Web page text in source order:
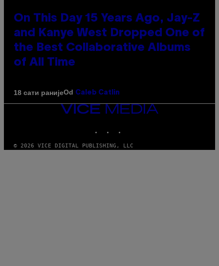
On This Day 15 Years Ago, Jay-Z
and Kanye West Dropped One of
the Best Collaborative Albums
of All Time
18 сати ранијеOd Caleb Catlin
VICE
© 2026 VICE DIGITAL PUBLISHING, LLC